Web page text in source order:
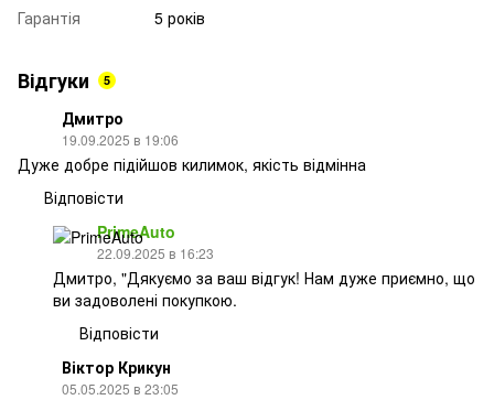
Гарантія
5 років
Відгуки 5
Дмитро
19.09.2025 в 19:06
Дуже добре підійшов килимок, якість відмінна
Відповісти
PrimeAuto
22.09.2025 в 16:23
Дмитро, "Дякуємо за ваш відгук! Нам дуже приємно, що
ви задоволені покупкою.
Відповісти
Віктор Крикун
05.05.2025 в 23:05